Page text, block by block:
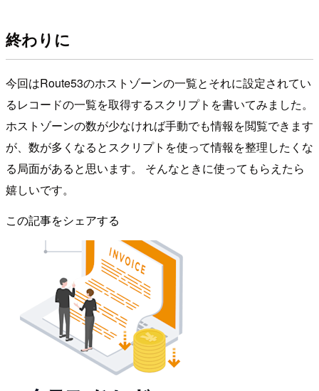
終わりに
今回はRoute53のホストゾーンの一覧とそれに設定されてい
るレコードの一覧を取得するスクリプトを書いてみました。
ホストゾーンの数が少なければ手動でも情報を閲覧できます
が、数が多くなるとスクリプトを使って情報を整理したくな
る局面があると思います。 そんなときに使ってもらえたら
嬉しいです。
この記事をシェアする